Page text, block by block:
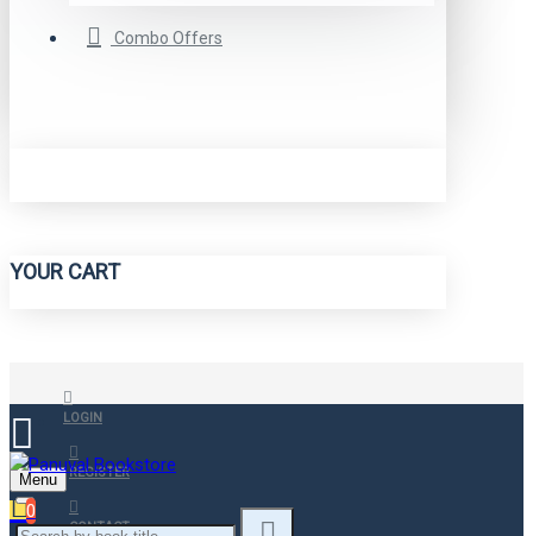
Combo Offers
YOUR CART
LOGIN
REGISTER
CONTACT
Menu
0